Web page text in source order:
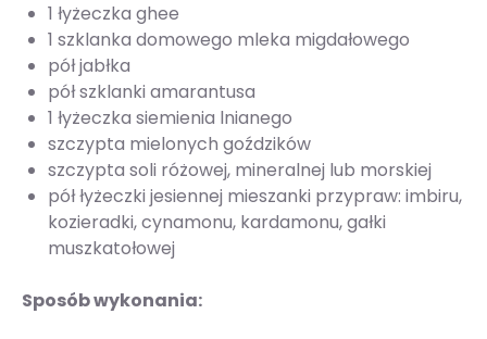
1 łyżeczka ghee
1 szklanka domowego mleka migdałowego
pół jabłka
pół szklanki amarantusa
1 łyżeczka siemienia lnianego
szczypta mielonych goździków
szczypta soli różowej, mineralnej lub morskiej
pół łyżeczki jesiennej mieszanki przypraw: imbiru,
kozieradki, cynamonu, kardamonu, gałki
muszkatołowej
Sposób wykonania: